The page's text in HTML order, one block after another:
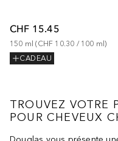
CHF 15.45
150 ml (CHF 10.30 / 100 ml)
CADEAU
TROUVEZ VOTRE
POUR CHEVEUX